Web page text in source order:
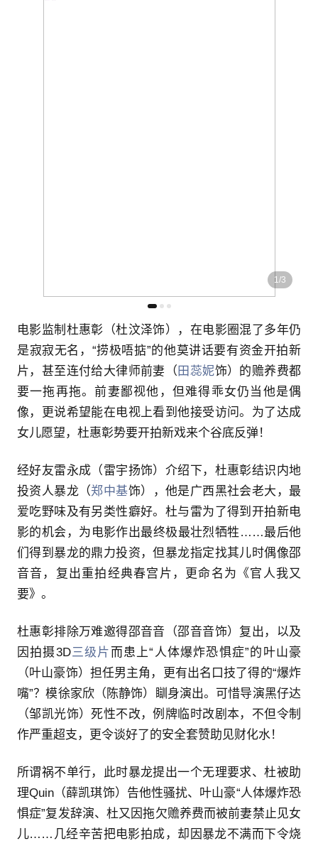
1/3
电影监制杜惠彰（杜汶泽饰），在电影圈混了多年仍
是寂寂无名，“捞极唔掂”的他莫讲话要有资金开拍新
片，甚至连付给大律师前妻（ 田蕊妮饰）的赡养费都
要一拖再拖。前妻鄙视他，但难得乖女仍当他是偶
像，更说希望能在电视上看到他接受访问。为了达成
女儿愿望，杜惠彰势要开拍新戏来个谷底反弹！
经好友雷永成（雷宇扬饰）介绍下，杜惠彰结识内地
投资人暴龙（郑中基饰），他是广西黑社会老大，最
爱吃野味及有另类性癖好。杜与雷为了得到开拍新电
影的机会，为电影作出最终极最壮烈牺牲……最后他
们得到暴龙的鼎力投资，但暴龙指定找其儿时偶像邵
音音，复出重拍经典春宫片，更命名为《官人我又
要》。
杜惠彰排除万难邀得邵音音（邵音音饰）复出，以及
因拍摄3D三级片 而患上“人体爆炸恐惧症”的叶山豪
（叶山豪饰）担任男主角，更有出名口技了得的“爆炸
嘴”？模徐家欣（陈静饰）瞓身演出。可惜导演黑仔达
（邹凯光饰）死性不改，例牌临时改剧本，不但令制
作严重超支，更令谈好了的安全套赞助见财化水！
所谓祸不单行，此时暴龙提出一个无理要求、杜被助
理Quin（薛凯琪饰）告他性骚扰、叶山豪“人体爆炸恐
惧症”复发辞演、杜又因拖欠赡养费而被前妻禁止见女
儿……几经辛苦把电影拍成，却因暴龙不满而下令烧